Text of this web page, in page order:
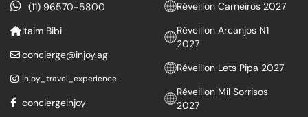
(11) 96570-5800
Itaim Bibi
concierge@injoy.ag
injoy_travel_experience
conciergeinjoy
Réveillon Carneiros 2027
Réveillon Arcanjos N1
2027
Réveillon Lets Pipa 2027
Réveillon Mil Sorrisos
2027